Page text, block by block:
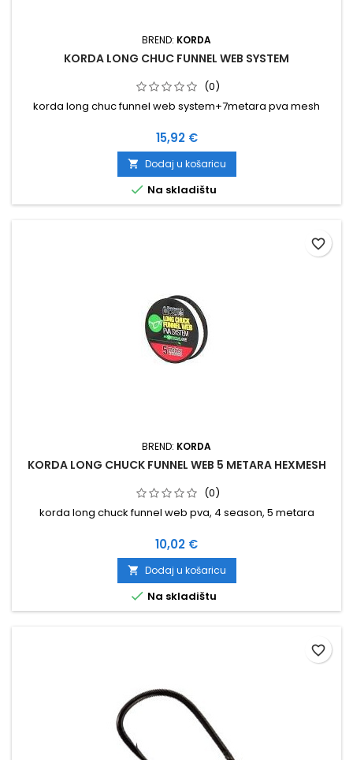
BREND: KORDA
KORDA LONG CHUC FUNNEL WEB SYSTEM
(0)
korda long chuc funnel web system+7metara pva mesh
Cijena
15,92 €
 Dodaj u košaricu
 Na skladištu
BREND: KORDA
KORDA LONG CHUCK FUNNEL WEB 5 METARA HEXMESH
(0)
korda long chuck funnel web pva, 4 season, 5 metara
Cijena
10,02 €
 Dodaj u košaricu
 Na skladištu
favorite_border
favorite_border